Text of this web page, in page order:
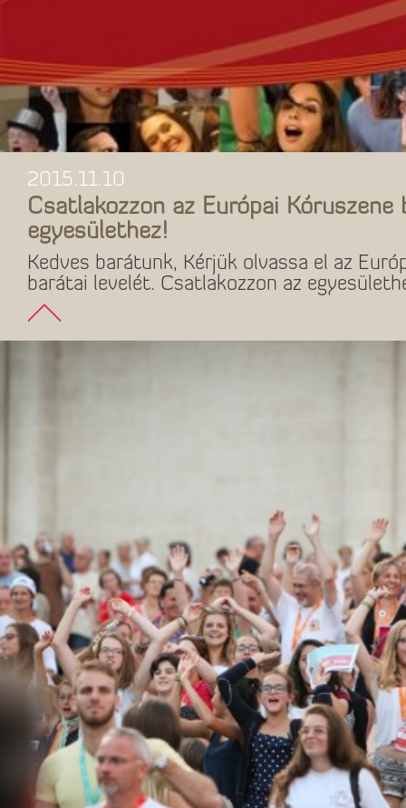
2015.11.10
Csatlakozzon az Európai Kóruszene
egyesülethez!
Kedves barátunk, Kérjük olvassa el az
barátai levelét. Csatlakozzon az